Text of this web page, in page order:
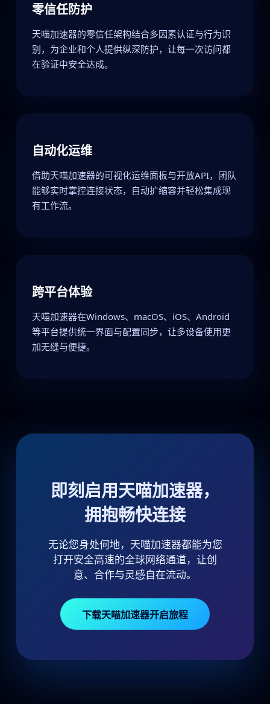
零信任防护
天喵加速器的零信任架构结合多因素认证与行为识
别，为企业和个人提供纵深防护，让每一次访问都
在验证中安全达成。
自动化运维
借助天喵加速器的可视化运维面板与开放API，团队
能够实时掌控连接状态，自动扩缩容并轻松集成现
有工作流。
跨平台体验
天喵加速器在Windows、macOS、iOS、Android
等平台提供统一界面与配置同步，让多设备使用更
加无缝与便捷。
即刻启用天喵加速器，
拥抱畅快连接
无论您身处何地，天喵加速器都能为您
打开安全高速的全球网络通道，让创
意、合作与灵感自在流动。
下载天喵加速器开启旅程